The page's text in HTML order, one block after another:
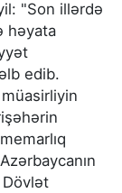
"Son illərdə
həyata
edib.
müasirliyin